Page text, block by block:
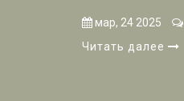
кошельке и
мар, 24 2025
Читать далее